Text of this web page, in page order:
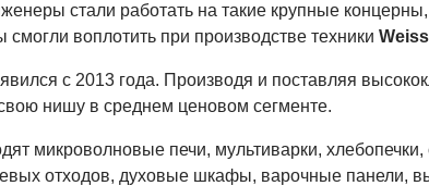
стали работать на такие крупные концерны,
воплотить при производстве техники
c 2013 года. Производя и поставляя
нишу в среднем ценовом сегменте.
микроволновые печи, мультиварки,
отходов, духовые шкафы, варочные панели,